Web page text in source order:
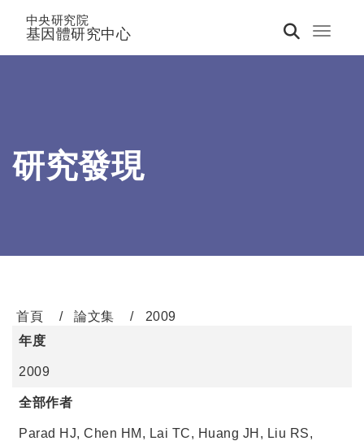
Toggle
中央研究院
基因體研究中心
研究發現
首頁 論文集
2009
年度
2009
全部作者
Parad HJ, Chen HM, Lai TC, Huang JH, Liu RS,